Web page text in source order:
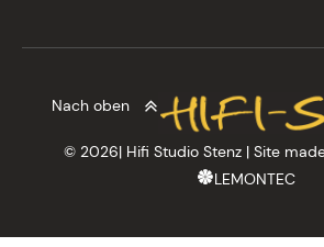
Nach oben
© 2026| Hifi Studio Stenz | Site
LEMONTEC